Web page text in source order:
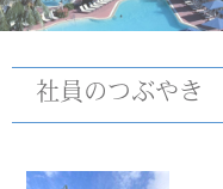
社員のつぶやき